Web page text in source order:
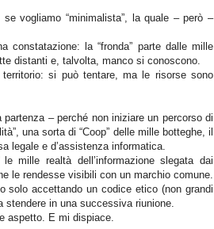
vogliamo “minimalista”, la quale – però –
constatazione: la “fronda” parte dalle mille
distanti e, talvolta, manco si conoscono.
territorio: si può tentare, ma le risorse sono
– perché non iniziare un percorso di
una sorta di “Coop” delle mille botteghe, il
legale e d’assistenza informatica.
mille realtà dell’informazione slegata dai
le rendesse visibili con un marchio comune.
solo accettando un codice etico (non grandi
stendere in una successiva riunione.
aspetto. E mi dispiace.